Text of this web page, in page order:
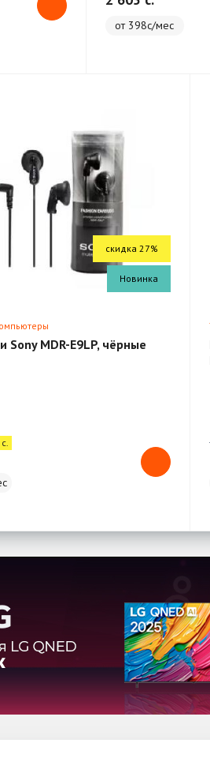
от 398с/мес
скидка 27%
Новинка
Sony MDR-E9LP, чёрные